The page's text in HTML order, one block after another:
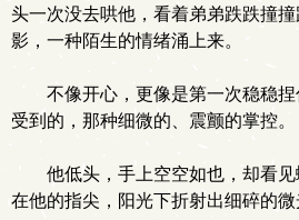
头一次没去哄他，看着弟弟跌跌撞
影，一种陌生的情绪涌上来。
不像开心，更像是第一次稳稳
受到的，那种细微的、震颤的掌控。
他低头，手上空空如也，却看
在他的指尖，阳光下折射出细碎的微